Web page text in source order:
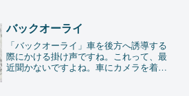
バックオーライ
「バックオーライ」車を後方へ誘導する
際にかける掛け声ですね。これって、最
近聞かないですよね。車にカメラを着け